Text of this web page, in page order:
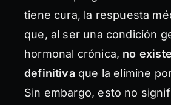
tiene cura, la respuesta
que, al ser una condición
hormonal crónica, no
definitivaque la elimine
Sin embargo, esto no